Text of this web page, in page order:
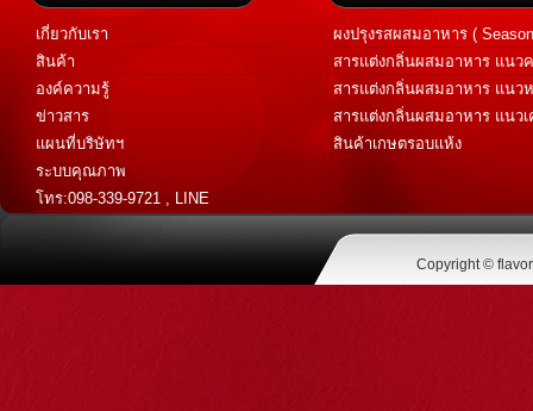
เกี่ยวกับเรา
สินค้า
องค์ความรู้
ข่าวสาร
แผนที่บริษัทฯ
ระบบคุณภาพ
โทร:098-339-9721 , LINE
@flavoraromatic
ผงปรุงรสผสมอาหาร (
สารแต่งกลิ่นผสมอาหาร แนว
Savory Flavor )
สารแต่งกลิ่นผสมอาหาร แนว
Sweet Flavor )
สารแต่งกลิ่นผสมอาหาร แนวเ
เทศ (Spice Flavor)
สินค้าเกษตรอบแห้ง
Copyright ©